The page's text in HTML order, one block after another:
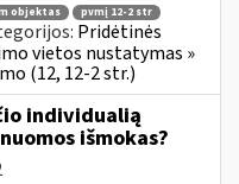
objektas
pvmį 12-2 str
Pridėtinės
vietos nustatymas »
(12, 12-2 str.)
individualią
išmokas?